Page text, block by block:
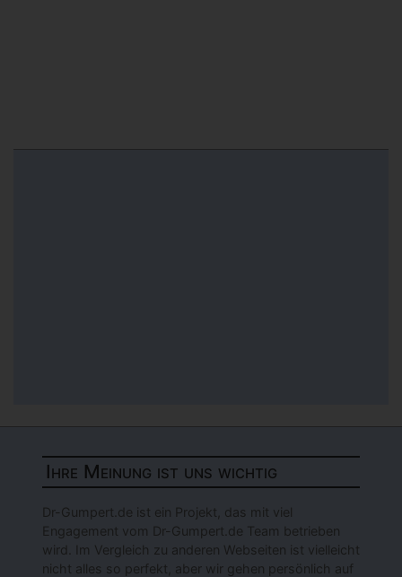
Ihre Meinung ist uns wichtig
Dr-Gumpert.de ist ein Projekt, das mit viel
Engagement vom Dr-Gumpert.de Team betrieben
wird. Im Vergleich zu anderen Webseiten ist vielleicht
nicht alles so perfekt, aber wir gehen persönlich auf